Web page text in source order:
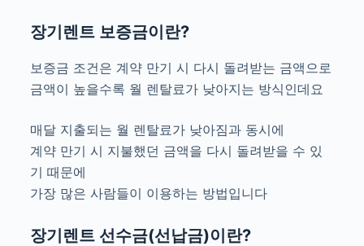
장기렌트 보증금이란?
보증금 조건은 계약 만기 시 다시 돌려받는 금액으로
금액이 높을수록 월 렌탈료가 낮아지는 방식인데요
매달 지출되는 월 렌탈료가 낮아짐과 동시에
계약 만기 시 지불했던 금액을 다시 돌려받을 수 있
기 때문에
가장 많은 사람들이 이용하는 방법입니다
장기렌트 선수금(선납금)이란?